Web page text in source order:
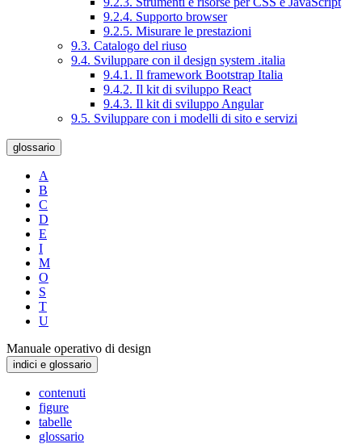
9.2.4. Supporto browser
9.2.5. Misurare le prestazioni
9.3. Catalogo del riuso
9.4. Sviluppare con il design system .italia
9.4.1. Il framework Bootstrap Italia
9.4.2. Il kit di sviluppo React
9.4.3. Il kit di sviluppo Angular
9.5. Sviluppare con i modelli di sito e servizi
glossario
A
B
C
D
E
I
M
O
S
T
U
Manuale operativo di design
indici e glossario
contenuti
figure
tabelle
glossario